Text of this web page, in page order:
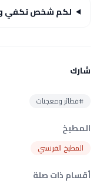
لكم شخص تكفي
شارك
#فطائر ومعجنات
المطبخ
المطبخ الفرنسي
أقسام ذات صلة